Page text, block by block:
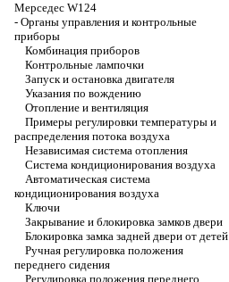
Мерседес W124
- Органы управления и контрольные
приборы
Комбинация приборов
Контрольные лампочки
Запуск и остановка двигателя
Указания по вождению
Отопление и вентиляция
Примеры регулировки температуры и
распределения потока воздуха
Независимая система отопления
Система кондиционирования воздуха
Автоматическая система
кондиционирования воздуха
Ключи
Закрывание и блокировка замков двери
Блокировка замка задней двери от детей
Ручная регулировка положения
переднего сидения
Регулировка положения переднего